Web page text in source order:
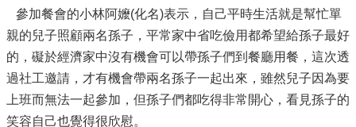
參加餐會的小林阿嬤(化名)表示，自己平時生活就是幫忙單
親的兒子照顧兩名孫子，平常家中省吃儉用都希望給孫子最好
的，礙於經濟家中沒有機會可以帶孫子們到餐廳用餐，這次透
過社工邀請，才有機會帶兩名孫子一起出來，雖然兒子因為要
上班而無法一起參加，但孫子們都吃得非常開心，看見孫子的
笑容自己也覺得很欣慰。